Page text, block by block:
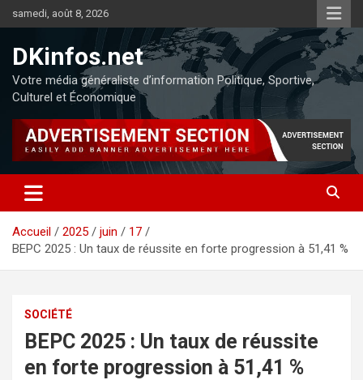
samedi, août 8, 2026
DKinfos.net
Votre média généraliste d’information Politique, Sportive,
Culturel et Économique
Accueil 2025 juin
17
BEPC 2025 : Un taux de réussite en forte progression à 51,41 %
SOCIÉTÉ
BEPC 2025 : Un taux de réussite
en forte progression à 51,41 %